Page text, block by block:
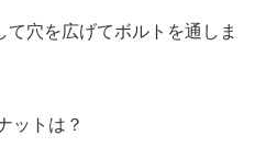
穴を広げてボルトを通しま
ットは？